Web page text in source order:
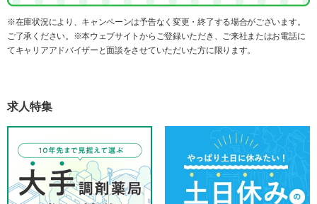
※在庫状況により、キャンペーンは予告なく変更・終了する場合がございます。
ご了承ください。※本ウェブサイトからご登録いただき、ご来社またはお電話に
てキャリアアドバイザーと面談をさせていただいた方に限ります。
求人特集